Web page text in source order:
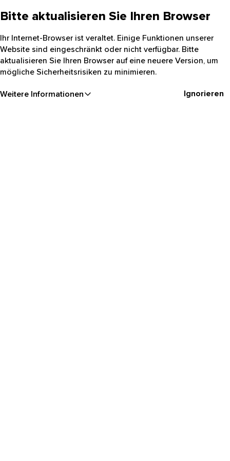
Bitte aktualisieren Sie Ihren Browser
Ihr Internet-Browser ist veraltet. Einige Funktionen unserer
Website sind eingeschränkt oder nicht verfügbar. Bitte
aktualisieren Sie Ihren Browser auf eine neuere Version, um
mögliche Sicherheitsrisiken zu minimieren.
Weitere Informationen Ignorieren